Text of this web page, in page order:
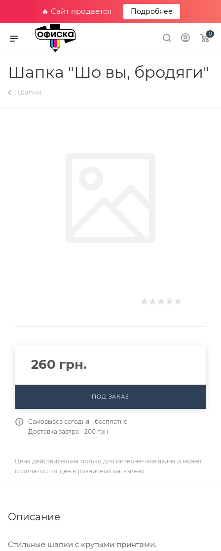
🔥 Сайт продается Подробнее
0
Шапка "Шо вы, бродяги"
Шапки
260 грн.
ПОД ЗАКАЗ
Самовывоз сегодня - бесплатно
Доставка завтра - 200 грн
Цена действительна только для интернет-магазина и может
отличаться от цен в розничных магазинах
Описание
Стильные шапки с крутыми принтами.